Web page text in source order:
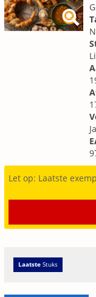
Let op: Laatste
Laatste Stuks